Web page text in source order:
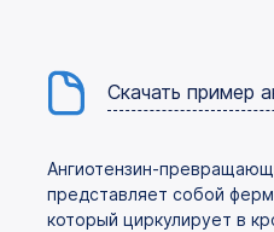
Скачать пример
Ангиотензин-
представляет собой
который циркулирует в